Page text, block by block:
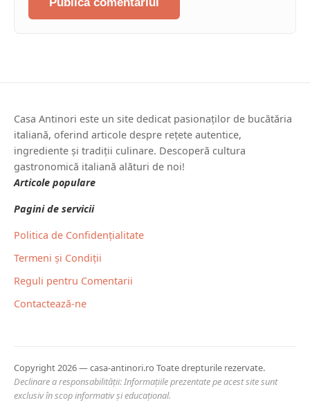
Casa Antinori este un site dedicat pasionaților de bucătăria
italiană, oferind articole despre rețete autentice,
ingrediente și tradiții culinare. Descoperă cultura
gastronomică italiană alături de noi!
Articole populare
Pagini de servicii
Politica de Confidențialitate
Termeni și Condiții
Reguli pentru Comentarii
Contactează-ne
Copyright 2026 — casa-antinori.ro Toate drepturile rezervate.
Declinare a responsabilității: Informațiile prezentate pe acest site sunt
exclusiv în scop informativ și educațional.